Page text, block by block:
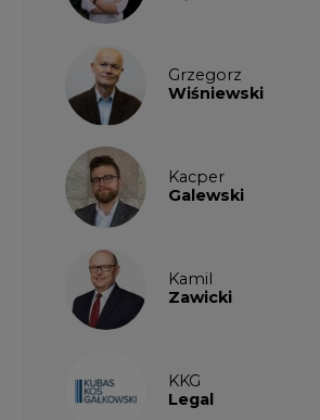
Grzegorz
Wiśniewski
Kacper
Galewski
Kamil
Zawicki
KKG
Legal